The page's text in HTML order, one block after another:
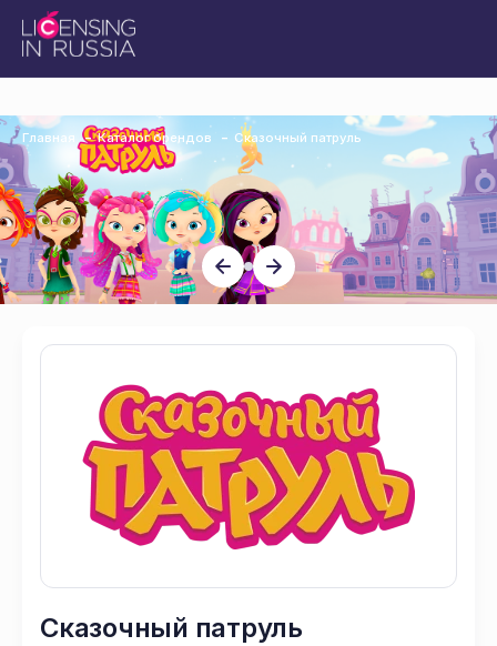
Главная Каталог брендов Сказочный патруль
Сказочный патруль